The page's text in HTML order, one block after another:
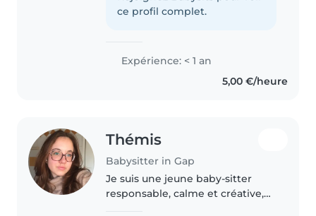
ce profil complet.
Expérience: < 1 an
5,00 €/heure
Thémis
Babysitter in Gap
Je suis une jeune baby-sitter
responsable, calme et créative,